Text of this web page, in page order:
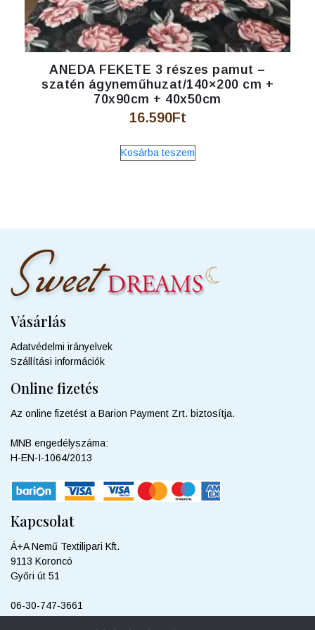
ANEDA FEKETE 3 részes pamut –
szatén ágyneműhuzat/140×200 cm +
70x90cm + 40x50cm
16.590Ft
Kosárba teszem
Vásárlás
Adatvédelmi irányelvek
Szállítási információk
Online fizetés
Az online fizetést a Barion Payment Zrt. biztosítja.
MNB engedélyszáma:
H-EN-I-1064/2013
Kapcsolat
Á+A Nemű Textilipari Kft.
9113 Koroncó
Győri út 51
06-30-747-3661